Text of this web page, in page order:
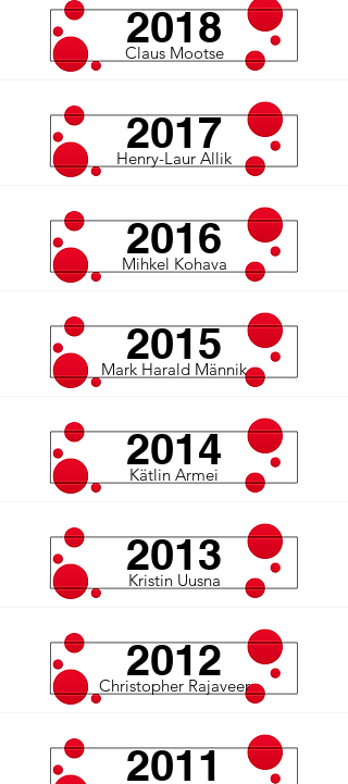
2018
Claus Mootse
2017
Henry-Laur Allik
2016
Mihkel Kohava
2015
Mark Harald Männik
2014
Kätlin Armei
2013
Kristin Uusna
2012
Christopher Rajaveer
2011